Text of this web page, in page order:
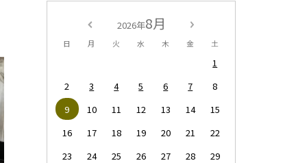
2026年8月
日 月 火 水 木 金 土
1
2
3 4 5 6 7
8
9
10 11 12 13 14
15
16
17 18 19 20 21
22
23
24 25 26 27 28
29